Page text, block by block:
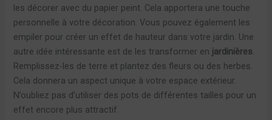
les décorer avec du papier peint. Cela apportera une touche
personnelle à votre décoration. Vous pouvez également les
empiler pour créer un effet de hauteur dans votre jardin. Une
autre idée intéressante est de les transformer en jardinières.
Remplissez-les de terre et plantez des fleurs ou des herbes.
Cela donnera un aspect unique à votre espace extérieur.
N’oubliez pas d’utiliser des pots de différentes tailles pour un
effet encore plus attractif.